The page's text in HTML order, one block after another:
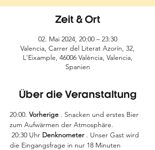
Zeit & Ort
02. Mai 2024, 20:00 – 23:30
Valencia, Carrer del Literat Azorín, 32,
L'Eixample, 46006 València, Valencia,
Spanien
Über die Veranstaltung
20:00. Vorherige . Snacken und erstes Bier
zum Aufwärmen der Atmosphäre.
20:30 Uhr Denknometer . Unser Gast wird
die Eingangsfrage in nur 18 Minuten